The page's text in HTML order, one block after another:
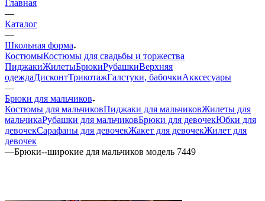
Главная
—
Каталог
—
Школьная форма
КостюмыКостюмы для свадьбы и торжества
ПиджакиЖилетыБрюкиРубашкиВерхняя
одеждаДисконтТрикотажГалстуки, бабочкиАкксесуары
—
Брюки для мальчиков
Костюмы для мальчиковПиджаки для мальчиковЖилеты для
мальчикаРубашки для мальчиковБрюки для девочекЮбки для
девочекСарафаны для девочекЖакет для девочекЖилет для
девочек
—Брюки--широкие для мальчиков модель 7449